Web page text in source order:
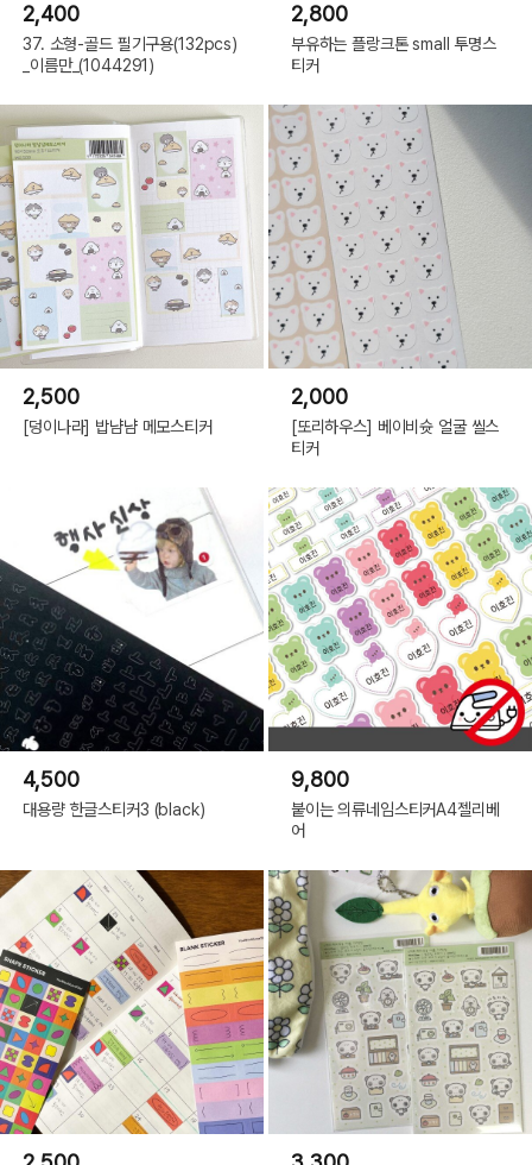
2,400
37. 소형-골드 필기구용(132pcs)
_이름만_(1044291)
2,800
부유하는 플랑크톤 small 투명스
티커
2,500
[덩이나라] 밥냠냠 메모스티커
2,000
[또리하우스] 베이비슛 얼굴 씰스
티커
4,500
대용량 한글스티커3 (black)
9,800
붙이는 의류네임스티커A4젤리베
어